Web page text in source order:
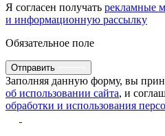
Я согласен получать рекламные
и информационную рассылку
Обязательное поле
Отправить
Заполняя данную форму, вы
об использовании сайта, и
обработки и использования